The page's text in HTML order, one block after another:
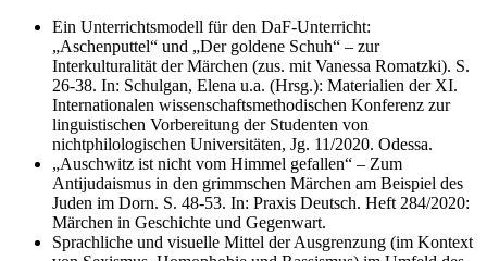
Ein Unterrichtsmodell für den DaF-Unterricht:
„Aschenputtel“ und „Der goldene Schuh“ – zur
Interkulturalität der Märchen (zus. mit Vanessa Romatzki). S.
26-38. In: Schulgan, Elena u.a. (Hrsg.): Materialien der XI.
Internationalen wissenschaftsmethodischen Konferenz zur
linguistischen Vorbereitung der Studenten von
nichtphilologischen Universitäten, Jg. 11/2020. Odessa.
„Auschwitz ist nicht vom Himmel gefallen“ – Zum
Antijudaismus in den grimmschen Märchen am Beispiel des
Juden im Dorn. S. 48-53. In: Praxis Deutsch. Heft 284/2020:
Märchen in Geschichte und Gegenwart.
Sprachliche und visuelle Mittel der Ausgrenzung (im Kontext